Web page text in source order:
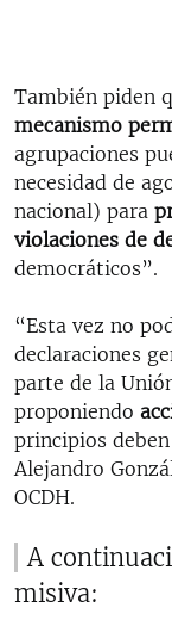
También piden
mecanismo
agrupaciones
necesidad de
nacional) para
violaciones de
democráticos”.
“Esta vez no
declaraciones
parte de la
proponiendo
principios
Alejandro
OCDH.
A
misiva: